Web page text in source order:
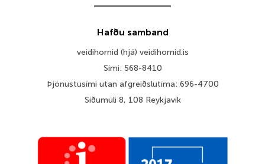
Hafðu samband
veidihornid (hjá) veidihornid.is
Sími: 568-8410
Þjónustusími utan afgreiðslutíma: 696-4700
Síðumúli 8, 108 Reykjavík